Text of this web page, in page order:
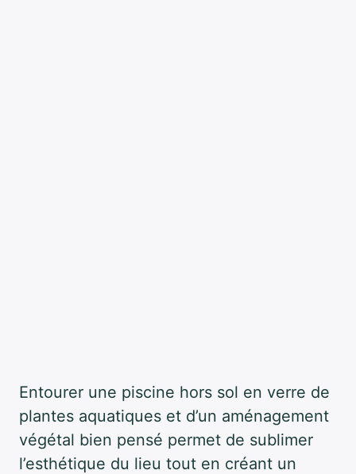
Entourer une piscine hors sol en verre de
plantes aquatiques et d’un aménagement
végétal bien pensé permet de sublimer
l’esthétique du lieu tout en créant un